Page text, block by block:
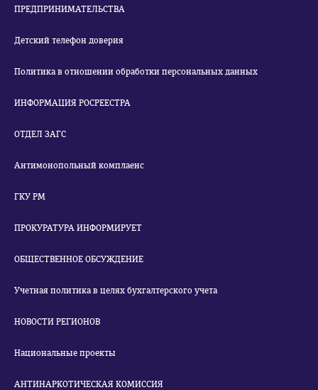
ПРЕДПРИНИМАТЕЛЬСТВА
Детский телефон доверия
Политика в отношении обработки персональных данных
ИНФОРМАЦИЯ РОСРЕЕСТРА
ОТДЕЛ ЗАГС
Антимонопольный комплаенс
ГКУ РМ
ПРОКУРАТУРА ИНФОРМИРУЕТ
ОБЩЕСТВЕННОЕ ОБСУЖДЕНИЕ
Учетная политика в целях бухгалтерского учета
НОВОСТИ РЕГИОНОВ
Национальные проекты
АНТИНАРКОТИЧЕСКАЯ КОМИССИЯ